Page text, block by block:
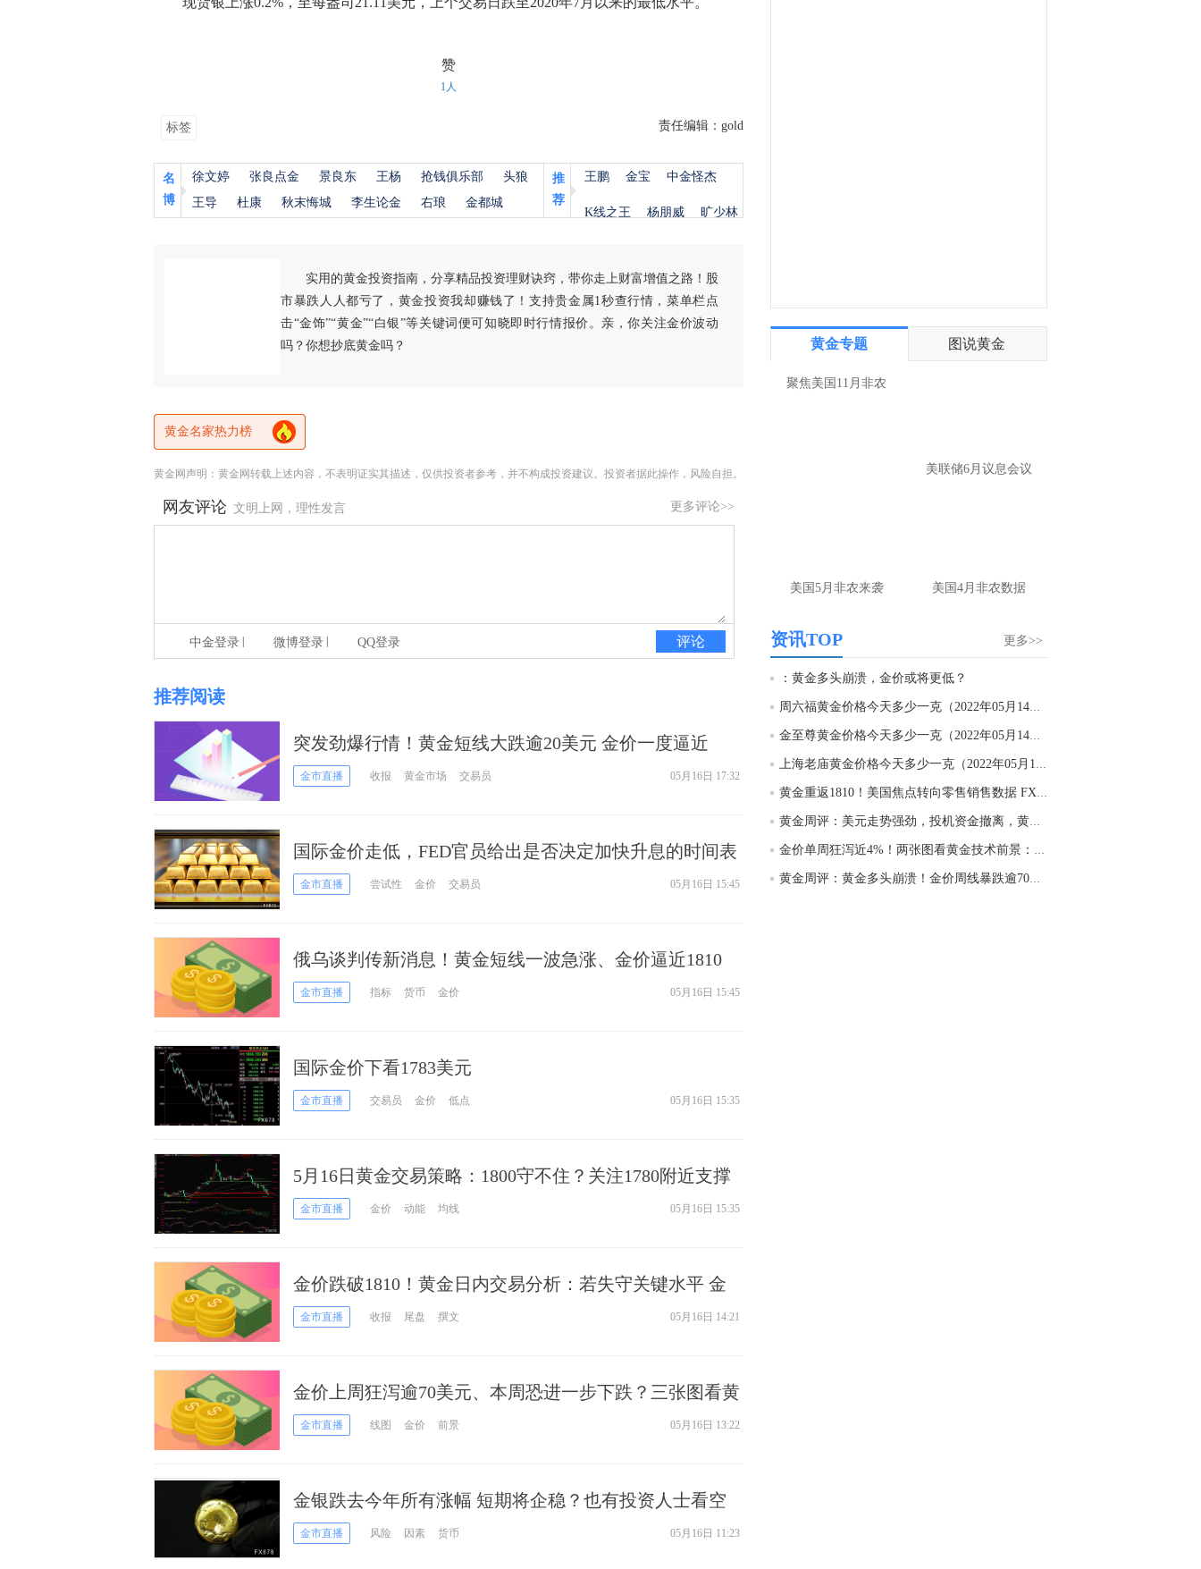
赞
1人
标签 责任编辑：gold
名
博
徐文婷 张良点金 景良东 王杨 抢钱俱乐部
头狼
王导
杜康 秋末悔城 李生论金 右琅 金都城
推
荐
王鹏 金宝 中金怪杰
K线之王 杨朋威 旷少林
实用的黄金投资指南，分享精品投资理财诀窍，带你走上财富增值之路！股
市暴跌人人都亏了，黄金投资我却赚钱了！支持贵金属1秒查行情，菜单栏点
击“金饰”“黄金”“白银”等关键词便可知晓即时行情报价。亲，你关注金价波动
吗？你想抄底黄金吗？
黄金名家热力榜
黄金网声明：黄金网转载上述内容，不表明证实其描述，仅供投资者参考，并不构成投资建议。投资者据此操作，风险自担。
更多评论>>
网友评论 文明上网，理性发言
评论
中金登录 微博登录 QQ登录
推荐阅读
突发劲爆行情！黄金短线大跌逾20美元 金价一度逼近
1785 黄金最新技术分析：若失守这一支撑区域 金价恐加
金市直播 收报 黄金市场 交易员 05月16日 17:32
国际金价走低，FED官员给出是否决定加快升息的时间表
金市直播 尝试性 金价 交易员 05月16日 15:45
俄乌谈判传新消息！黄金短线一波急涨、金价逼近1810
欧元、英镑、日元、澳元和黄金最新交易分析
金市直播 指标 货币 金价 05月16日 15:45
国际金价下看1783美元
金市直播 交易员 金价 低点 05月16日 15:35
5月16日黄金交易策略：1800守不住？关注1780附近支撑
金市直播 金价 动能 均线 05月16日 15:35
金价跌破1810！黄金日内交易分析：若失守关键水平 金
价恐再大跌近20美元
金市直播 收报 尾盘 撰文 05月16日 14:21
金价上周狂泻逾70美元、本周恐进一步下跌？三张图看黄
金技术前景
金市直播 线图 金价 前景 05月16日 13:22
金银跌去今年所有涨幅 短期将企稳？也有投资人士看空
情绪爆棚！
金市直播 风险 因素 货币 05月16日 11:23
黄金专题 图说黄金
聚焦美国11月非农
美联储6月议息会议
美国5月非农来袭 美国4月非农数据
更多>>
资讯TOP
：黄金多头崩溃，金价或将更低？
周六福黄金价格今天多少一克（2022年05月14日）...
金至尊黄金价格今天多少一克（2022年05月14日）
上海老庙黄金价格今天多少一克（2022年05月14日...
黄金重返1810！美国焦点转向零售销售数据 FXStr...
黄金周评：美元走势强劲，投机资金撤离，黄金创...
金价单周狂泻近4%！两张图看黄金技术前景：金价...
黄金周评：黄金多头崩溃！金价周线暴跌逾70美元...